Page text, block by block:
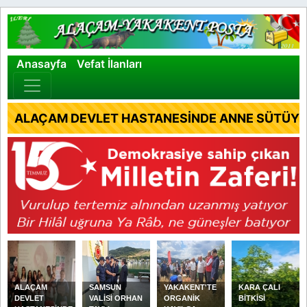
Anasayfa Vefat İlanları
ALAÇAM DEVLET HASTANESİNDE ANNE
ALAÇAM
DEVLET
SAMSUN
VALİSİ ORHAN
YAKAKENT'TE
ORGANİK
KARA ÇALI
BİTKİSİ
×